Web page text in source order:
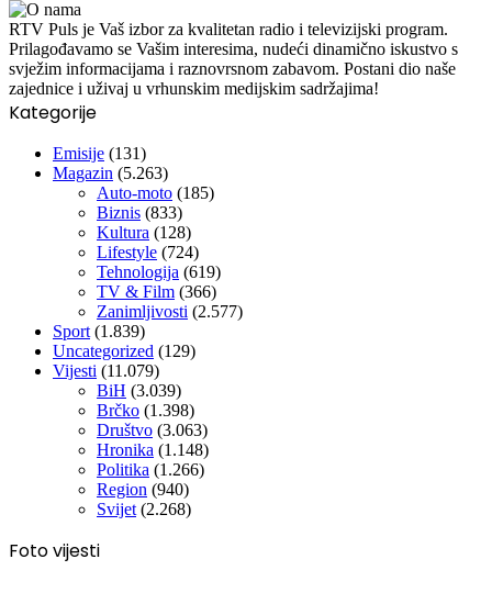
RTV Puls je Vaš izbor za kvalitetan radio i televizijski program.
Prilagođavamo se Vašim interesima, nudeći dinamično iskustvo s
svježim informacijama i raznovrsnom zabavom. Postani dio naše
zajednice i uživaj u vrhunskim medijskim sadržajima!
Kategorije
Emisije (131)
Magazin (5.263)
Auto-moto (185)
Biznis (833)
Kultura (128)
Lifestyle (724)
Tehnologija (619)
TV & Film (366)
Zanimljivosti (2.577)
Sport (1.839)
Uncategorized (129)
Vijesti (11.079)
BiH (3.039)
Brčko (1.398)
Društvo (3.063)
Hronika (1.148)
Politika (1.266)
Region (940)
Svijet (2.268)
Foto vijesti